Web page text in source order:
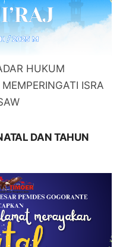
HUKUM
ISRA
DAN TAHUN